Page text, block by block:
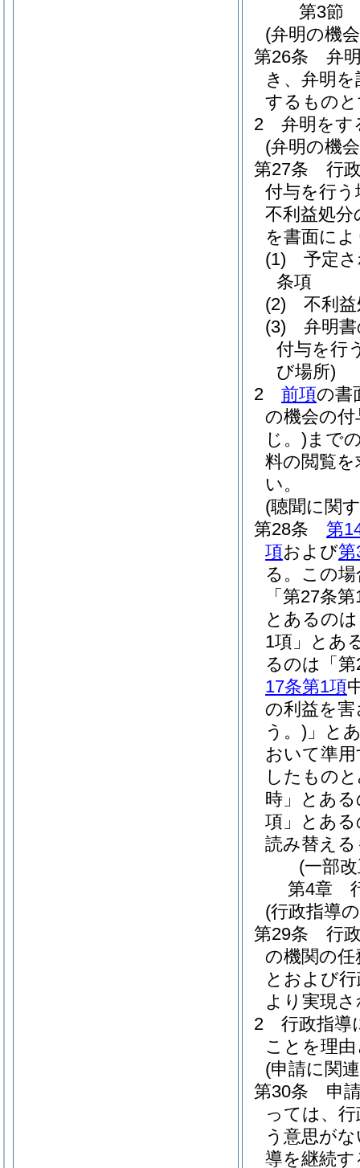
第3節
(弁明の機
第26条
弁
き、弁明
するもの
2
弁明をす
(弁明の機
第27条
行
付与を行
不利益処
を書面に
(1)
予定
条項
(2)
不利
(3)
弁明
付与を行
び場所)
2
前項の書
の機会の
じ。) まで
料の閲覧
い。
(聴聞に関
第28条
第
項および第
る。 この
「第27条
とあるの
1項」とあ
るのは「
17条第1項
の利益を
う。) 」と
おいて準
したもの
時」とあ
項」とあ
読み替え
(一部
第4章
(行政指導
第29条
行
の機関の
とおよび
より実現
2
行政指導
ことを理
(申請に関
第30条
申
っては、
う意思が
導を継続